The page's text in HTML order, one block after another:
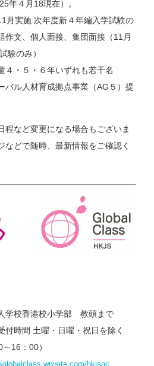
年４⽉18現在）。
⽉実施 次年度新４年編⼊学試験の
作⽂、個⼈⾯接、集団⾯接（11⽉
験のみ）
４・５・６年いずれも若⼲名
バル⼈材育成拠点事業（AG５）提
など変更になる場合もございま
などで随時、最新情報をご確認く
学校香港校小学部 教頭まで
時間 土曜・日曜・祝日を除く
16：00）
hkjsgc